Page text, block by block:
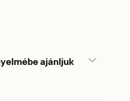
ajánljuk